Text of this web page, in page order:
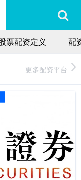
票配资定义 配
更多配资平台